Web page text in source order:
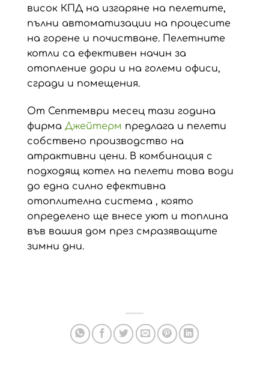
висок КПД на изгаряне на пелетите,
пълни автоматизации на процесите
на горене и почистване. Пелетните
котли са ефективен начин за
отопление дори и на големи офиси,
сгради и помещения.
От Септември месец тази година
фирма Джейтерм предлага и пелети
собствено производство на
атрактивни цени. В комбинация с
подходящ котел на пелети това води
до една силно ефективна
отоплителна система , която
определено ще внесе уют и топлина
във вашия дом през смразяващите
зимни дни.